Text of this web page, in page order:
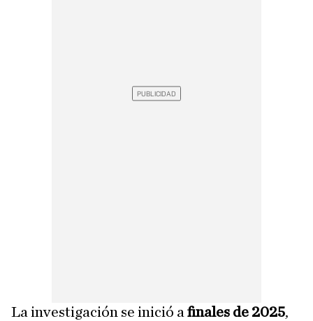
La investigación se inició a finales de 2025,